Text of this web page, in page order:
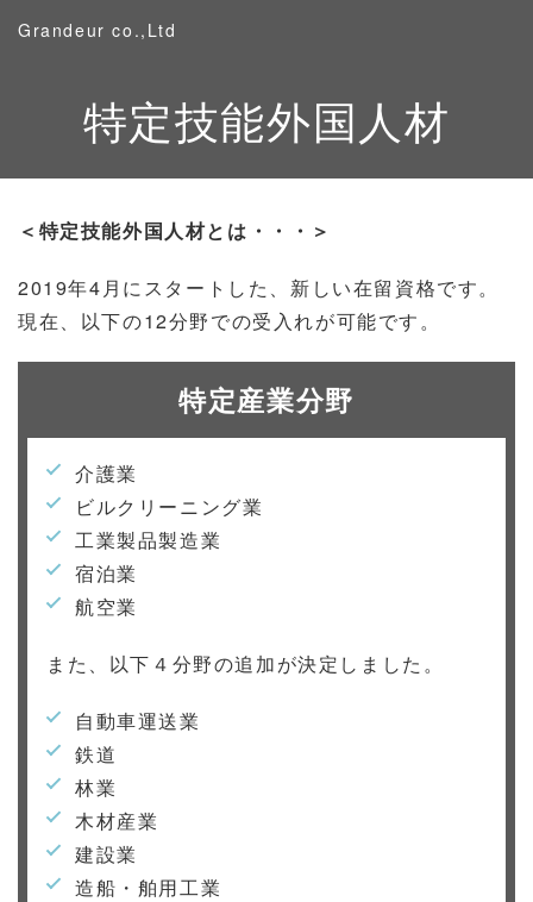
Grandeur co.,Ltd
特定技能外国人材
＜特定技能外国人材とは・・・＞
2019年4月にスタートした、新しい在留資格です。
現在、以下の12分野での受入れが可能です。
特定産業分野
介護業
ビルクリーニング業
工業製品製造業
宿泊業
航空業
また、以下４分野の追加が決定しました。
自動車運送業
鉄道
林業
木材産業
建設業
造船・舶用工業